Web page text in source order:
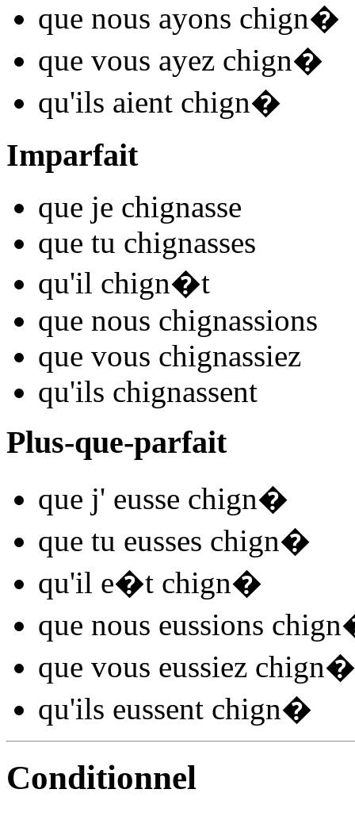
que nous ayons chign�
que vous ayez chign�
qu'ils aient chign�
Imparfait
que je chignasse
que tu chignasses
qu'il chign�t
que nous chignassions
que vous chignassiez
qu'ils chignassent
Plus-que-parfait
que j' eusse chign�
que tu eusses chign�
qu'il e�t chign�
que nous eussions chign
que vous eussiez chign�
qu'ils eussent chign�
Conditionnel